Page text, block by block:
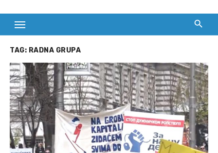
TAG: RADNA GRUPA